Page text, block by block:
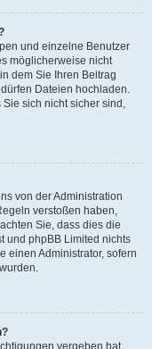
und einzelne Benutzer
möglicherweise nicht
dem Sie Ihren Beitrag
Dateien hochladen.
sich nicht sicher sind,
von der Administration
verstoßen haben,
Sie, dass dies die
und phpBB Limited nichts
einen Administrator, sofern
vergeben hat,